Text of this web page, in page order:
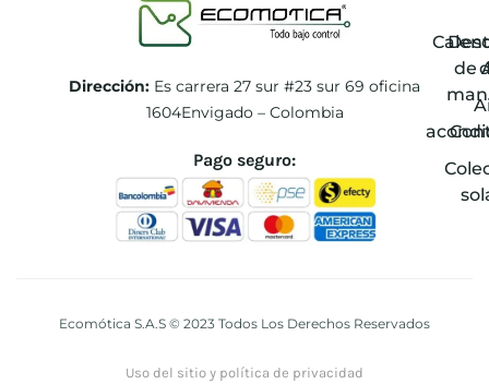
Dirección: Es carrera 27 sur #23 sur 69 oficina
1604Envigado – Colombia
Pago seguro:
de
Ecomótica S.A.S © 2023 Todos Los Derechos Reservados
Uso del sitio y política de privacidad